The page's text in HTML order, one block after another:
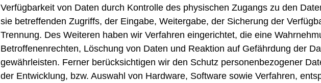
Verfügbarkeit von Daten durch Kontrolle des physischen Zugangs zu den
sie betreffenden Zugriffs, der Eingabe, Weitergabe, der Sicherung der
Trennung. Des Weiteren haben wir Verfahren eingerichtet, die eine
Betroffenenrechten, Löschung von Daten und Reaktion auf Gefährdung der
gewährleisten. Ferner berücksichtigen wir den Schutz personenbezogener
der Entwicklung, bzw. Auswahl von Hardware, Software sowie Verfahren,